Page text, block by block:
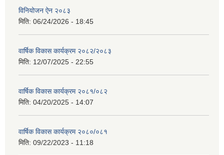
विनियोजन ऐन २०८३
मिति: 06/24/2026 - 18:45
वार्षिक विकास कार्यक्रम २०८२/२०८३
मिति: 12/07/2025 - 22:55
वार्षिक विकास कार्यक्रम २०८१/०८२
मिति: 04/20/2025 - 14:07
वार्षिक विकास कार्यक्रम २०८०/०८१
मिति: 09/22/2023 - 11:18